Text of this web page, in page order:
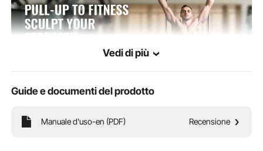
Vedi di più
Guide e documenti del prodotto
Manuale d'uso-en (PDF) Recensione